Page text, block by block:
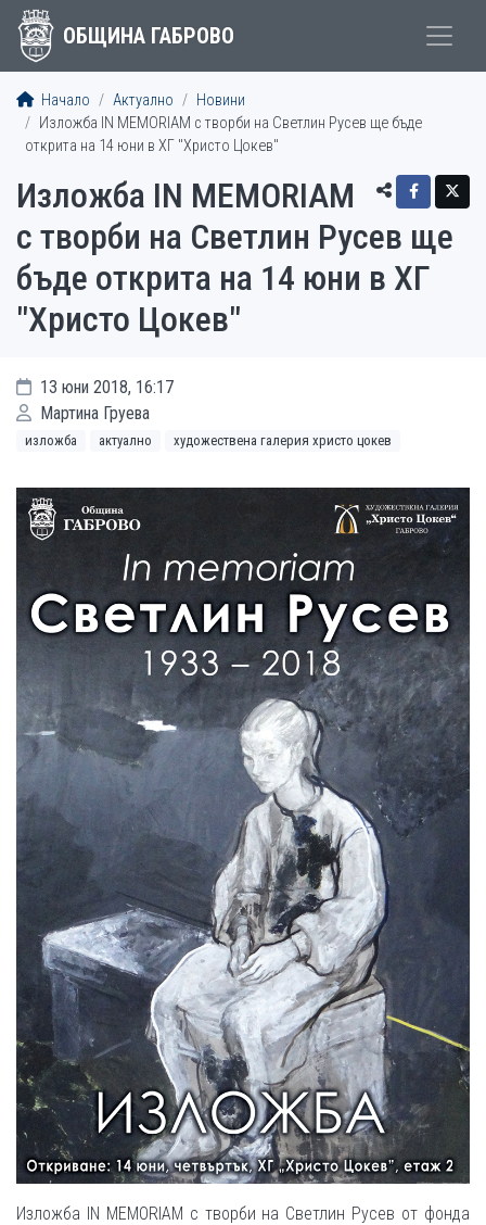
ОБЩИНА ГАБРОВО
Начало Актуално
Новини
Изложба IN MEMORIAM с творби на Светлин Русев ще бъде
открита на 14 юни в ХГ "Христо Цокев"
Изложба IN MEMORIAM
с творби на Светлин Русев ще
бъде открита на 14 юни в ХГ
"Христо Цокев"
13 юни 2018, 16:17
Мартина Груева
изложба актуално художествена галерия христо цокев
Изложба IN MEMORIAM с творби на Светлин Русев от фонда